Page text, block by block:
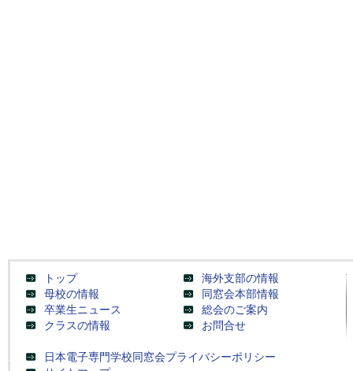
トップ
母校の情報
卒業生ニュース
クラスの情報
海外支部の情報
同窓会本部情報
総会のご案内
お問合せ
日本電子専門学校同窓会プライバシーポリシー